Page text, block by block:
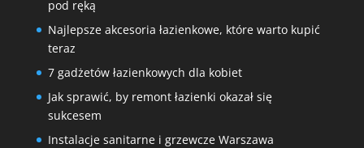
pod ręką
Najlepsze akcesoria łazienkowe, które warto kupić
teraz
7 gadżetów łazienkowych dla kobiet
Jak sprawić, by remont łazienki okazał się
sukcesem
Instalacje sanitarne i grzewcze Warszawa